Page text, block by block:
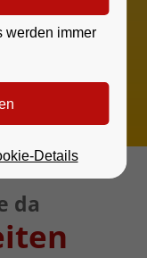
und
da
werden immer
Details